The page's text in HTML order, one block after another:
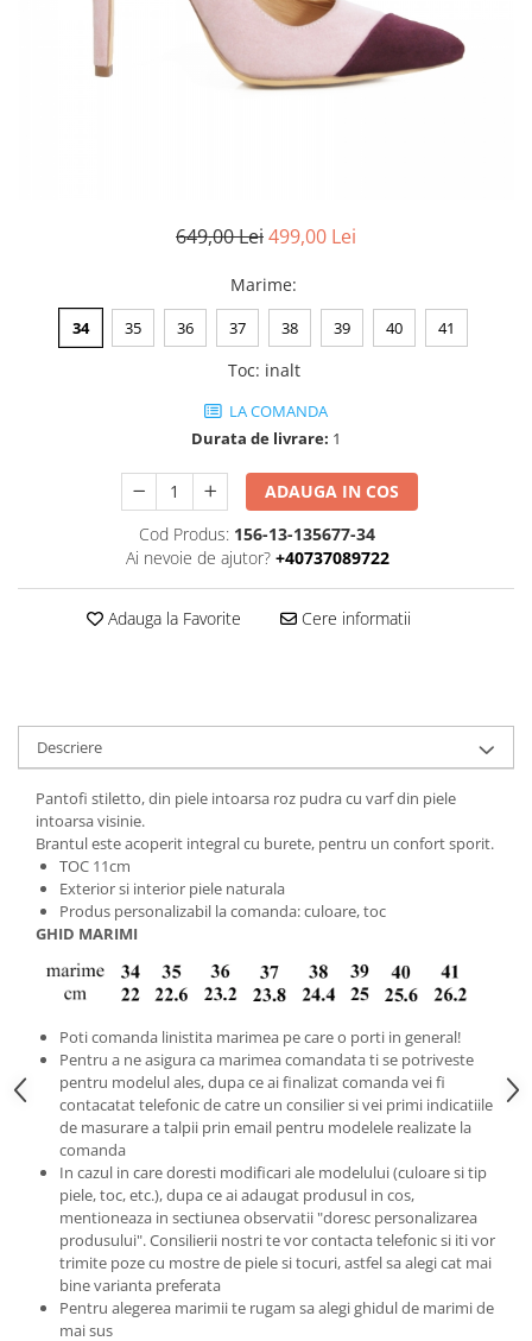
649,00 Lei499,00 Lei
Marime:
34 35 36 37 38 39 40 41
Toc: inalt
LA COMANDA
Durata de livrare: 1
ADAUGA IN COS
Cod Produs: 156-13-135677-34
Ai nevoie de ajutor? +40737089722
Adauga la Favorite Cere informatii
Descriere
Pantofi stiletto, din piele intoarsa roz pudra cu varf din piele
intoarsa visinie.
Brantul este acoperit integral cu burete, pentru un confort sporit.
TOC 11cm
Exterior si interior piele naturala
Produs personalizabil la comanda: culoare, toc
GHID MARIMI
Poti comanda linistita marimea pe care o porti in general!
Pentru a ne asigura ca marimea comandata ti se potriveste
pentru modelul ales, dupa ce ai finalizat comanda vei fi
contacatat telefonic de catre un consilier si vei primi indicatiile
de masurare a talpii prin email pentru modelele realizate la
comanda
In cazul in care doresti modificari ale modelului (culoare si tip
piele, toc, etc.), dupa ce ai adaugat produsul in cos,
mentioneaza in sectiunea observatii "doresc personalizarea
produsului". Consilierii nostri te vor contacta telefonic si iti vor
trimite poze cu mostre de piele si tocuri, astfel sa alegi cat mai
bine varianta preferata
Pentru alegerea marimii te rugam sa alegi ghidul de marimi de
mai sus